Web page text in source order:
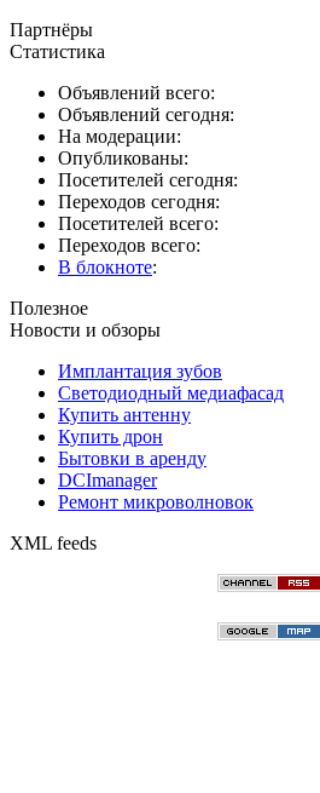
Партнёры
Статистика
Объявлений всего:
Объявлений сегодня:
На модерации:
Опубликованы:
Посетителей сегодня:
Переходов сегодня:
Посетителей всего:
Переходов всего:
В блокноте:
Полезное
Новости и обзоры
Имплантация зубов
Светодиодный медиафасад
Купить антенну
Купить дрон
Бытовки в аренду
DCImanager
Ремонт микроволновок
XML feeds